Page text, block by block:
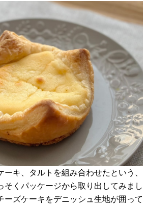
ーキ、タルトを組み合わせたという、
そくパッケージから取り出してみまし
ーズケーキをデニッシュ生地が囲って